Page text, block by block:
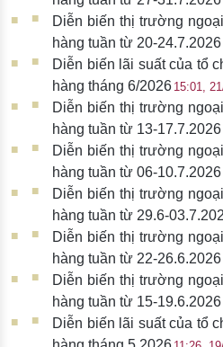
Diễn biến thị trường
hàng tuần từ 20-24.7.2026
Diễn biến lãi suất của tổ
hàng tháng 6/2026 15:01,
Diễn biến thị trường
hàng tuần từ 13-17.7.2026
Diễn biến thị trường
hàng tuần từ 06-10.7.2026
Diễn biến thị trường
hàng tuần từ 29.6-
Diễn biến thị trường
hàng tuần từ 22-26.6.2026
Diễn biến thị trường
hàng tuần từ 15-19.6.2026
Diễn biến lãi suất của tổ